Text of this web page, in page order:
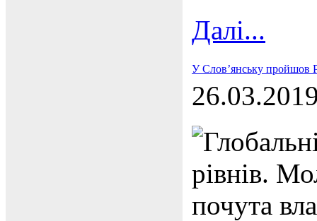
Далі...
У Слов’янську пройшов
рівнів.
почута